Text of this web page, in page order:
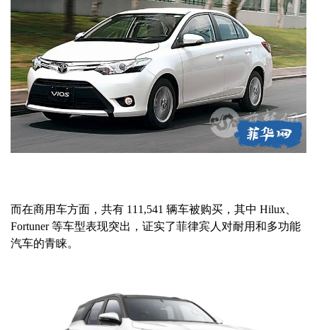
而在商用车方面，共有 111,541 辆车被购买，其中 Hilux、
Fortuner 等车型表现突出，证实了菲律宾人对耐用和多功能
汽车的青睐。